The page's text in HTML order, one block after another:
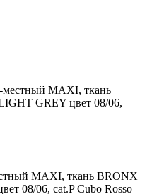
MAXI, ткань
GREY цвет 08/06,